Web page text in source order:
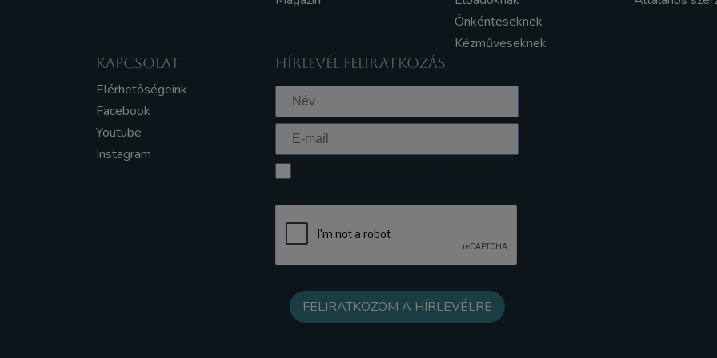
Önkénteseknek
Kézműveseknek
KAPCSOLAT
Elérhetőségeink
Facebook
Youtube
Instagram
HÍRLEVÉL FELIRATKOZÁS